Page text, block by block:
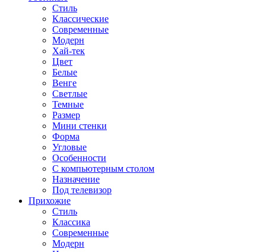
Стиль
Классические
Современные
Модерн
Хай-тек
Цвет
Белые
Венге
Светлые
Темные
Размер
Мини стенки
Форма
Угловые
Особенности
С компьютерным столом
Назначение
Под телевизор
Прихожие
Стиль
Классика
Современные
Модерн